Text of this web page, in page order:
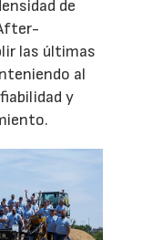
de
las últimas
al
y